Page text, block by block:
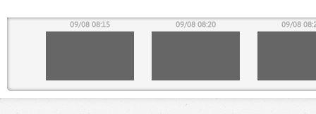
09/08 08:15 09/08 08:20 09/08